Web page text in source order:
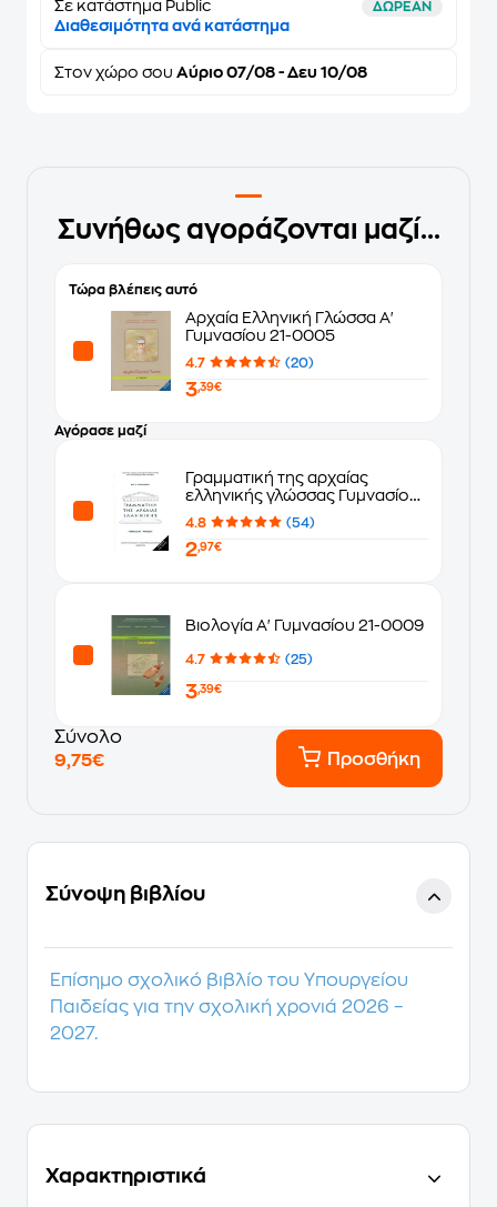
Σε κατάστημα Public ΔΩΡΕΑΝ
Διαθεσιμότητα ανά κατάστημα
Στον χώρο σου Αύριο 07/08 - Δευ 10/08
Συνήθως αγοράζονται μαζί...
Τώρα βλέπεις αυτό
Αρχαία Ελληνική Γλώσσα Α'
Γυμνασίου 21-0005
4.7 (20)
3,39€
Αγόρασε μαζί
Γραμματική της αρχαίας
ελληνικής γλώσσας Γυμνασίου
- Λυκείου 22-0012
4.8 (54)
2,97€
Βιολογία Α' Γυμνασίου 21-0009
4.7 (25)
3,39€
Σύνολο
9,75€
Προσθήκη
Σύνοψη βιβλίου
Επίσημο σχολικό βιβλίο του Υπουργείου
Παιδείας για την σχολική χρονιά 2026 –
2027.
Χαρακτηριστικά